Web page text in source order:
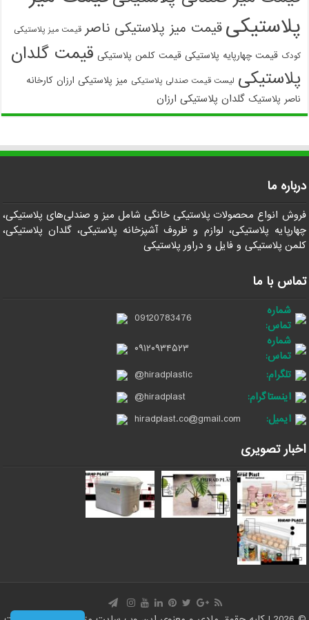
پلاستیکی قیمت میز پلاستیکی ناصر قیمت میز پلاستیکی
کودک قیمت چهارپایه پلاستیکی قیمت کلمن پلاستیکی قیمت گلدان
پلاستیکی لیست قیمت صندلی پلاستیکی میز پلاستیکی ارزان کارخانه
ناصر پلاستیک گلدان پلاستیکی ارزان
درباره ما
فروش انواع محصولات پلاستیکی خانگی شامل میز و صندلی‌های پلاستیکی،
چهارپایه پلاستیکی، لوازم و ظروف آشپزخانه پلاستیکی، گلدان پلاستیکی،
کلمن پلاستیکی و فایل و دراور پلاستیکی
تماس با ما
شماره
تماس:
09120783476
شماره
تماس:
۰۹۱۲۰۹۳۴۵۲۳
تلگرام:
@hiradplastic
اینستاگرام:
@hiradplast
ایمیل:
hiradplast.co@gmail.com
اخبار تصویری